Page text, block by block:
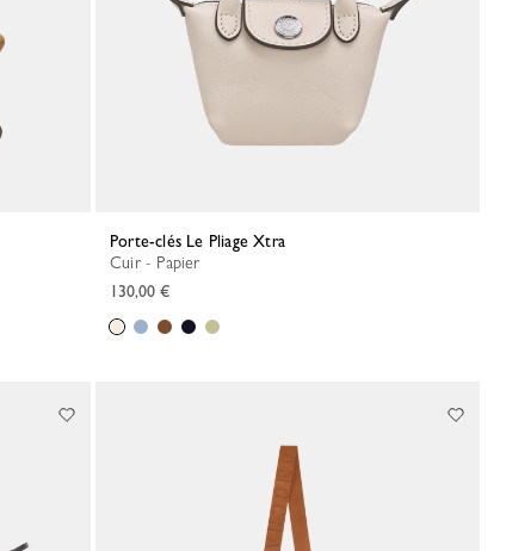
Porte-clés Le Pliage Xtra
Cuir - Papier
130,00 €